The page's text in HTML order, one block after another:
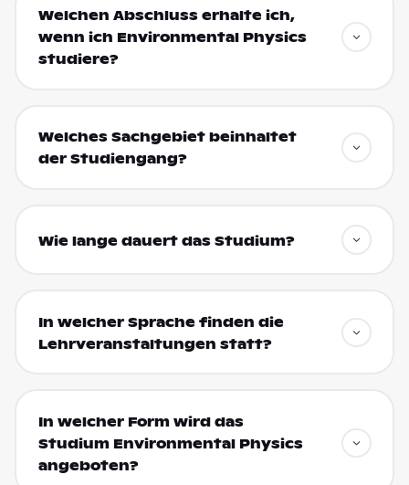
Welchen Abschluss erhalte ich,
wenn ich Environmental Physics
studiere?
Welches Sachgebiet beinhaltet
der Studiengang?
Wie lange dauert das Studium?
In welcher Sprache finden die
Lehrveranstaltungen statt?
In welcher Form wird das
Studium Environmental Physics
angeboten?